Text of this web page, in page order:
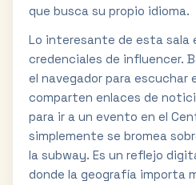
que busca su propio idioma.
Lo interesante de esta sala
credenciales de influencer.
el navegador para escuchar
comparten enlaces de
para ir a un evento en el
simplemente se bromea
la subway. Es un reflejo
donde la geografía importa